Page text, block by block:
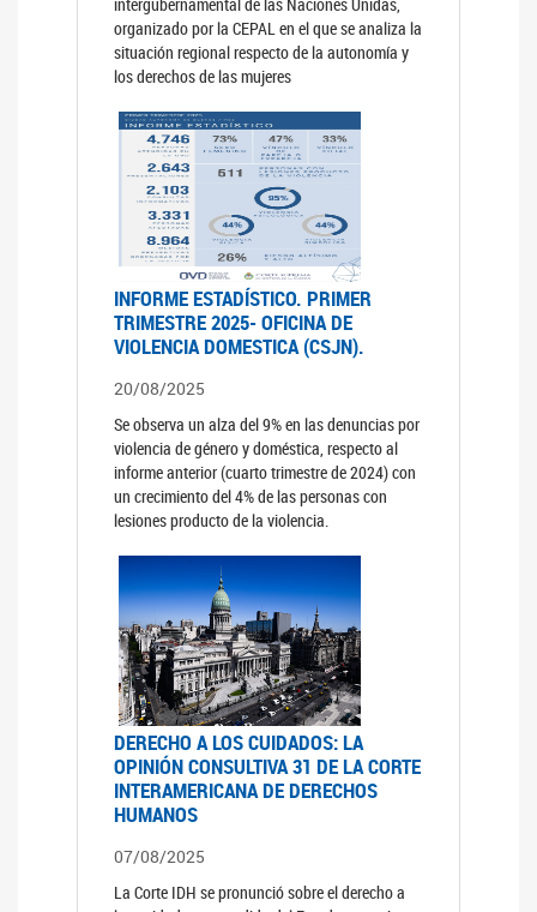
intergubernamental de las Naciones Unidas,
organizado por la CEPAL en el que se analiza la
situación regional respecto de la autonomía y
los derechos de las mujeres
INFORME ESTADÍSTICO. PRIMER
TRIMESTRE 2025- OFICINA DE
VIOLENCIA DOMESTICA (CSJN).
20/08/2025
Se observa un alza del 9% en las denuncias por
violencia de género y doméstica, respecto al
informe anterior (cuarto trimestre de 2024) con
un crecimiento del 4% de las personas con
lesiones producto de la violencia.
DERECHO A LOS CUIDADOS: LA
OPINIÓN CONSULTIVA 31 DE LA CORTE
INTERAMERICANA DE DERECHOS
HUMANOS
07/08/2025
La Corte IDH se pronunció sobre el derecho a